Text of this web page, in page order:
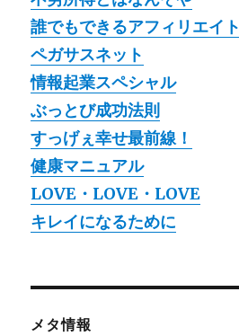
誰でもできるアフィリエイト
ペガサスネット
情報起業スペシャル
ぶっとび成功法則
すっげぇ幸せ最前線！
健康マニュアル
LOVE・LOVE・LOVE
キレイになるために
メタ情報